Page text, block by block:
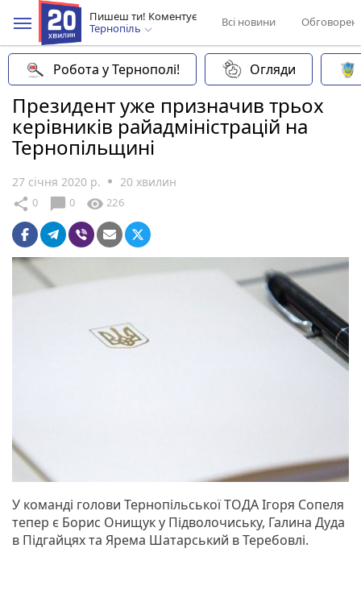
Пишеш ти! Коментує
Тернопіль
Всі новини
Робота у Тернополі! Огляди
Президент уже призначив трьох
керівників райадміністрацій на
Тернопільщині
27 січня 2020 р. 20 хвилин
share 0 chat_bubble 0 visibility 226
У команді голови Тернопільської ТОДА Ігоря Сопеля
тепер є Борис Онищук у Підволочиську, Галина Дуда
в Підгайцях та Ярема Шатарський в Теребовлі.